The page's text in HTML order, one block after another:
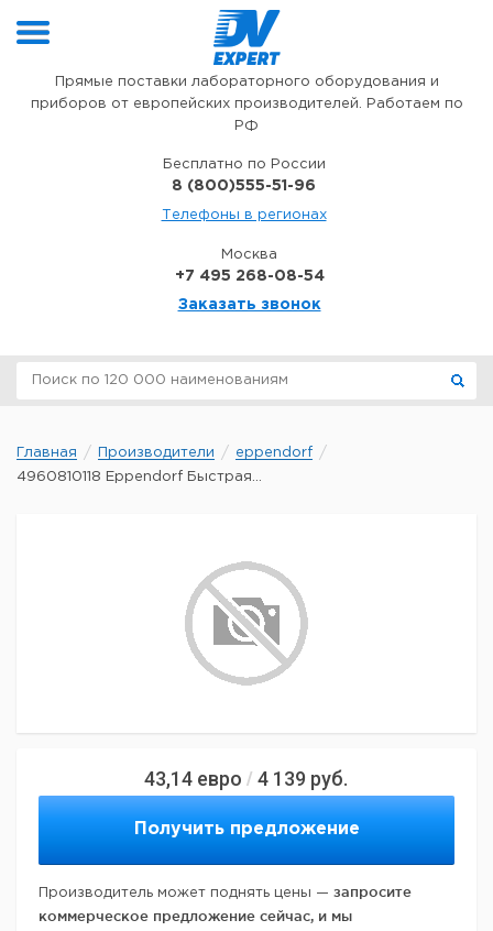
Прямые поставки лабораторного оборудования и
приборов от европейских производителей. Работаем по
РФ
Бесплатно по России
8 (800)555-51-96
Телефоны в регионах
Москва
+7 495 268-08-54
Заказать звонок
Главная Производители
eppendorf
4960810118 Eppendorf Быстрая...
43,14 евро / 4 139 руб.
Получить предложение
Производитель может поднять цены — запросите
коммерческое предложение сейчас, и мы